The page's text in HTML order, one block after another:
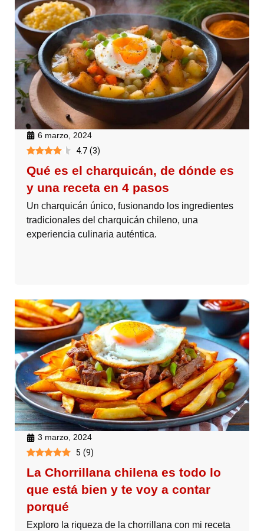
6 marzo, 2024
4.7 (3)
Qué es el charquicán, de dónde es
y una receta en 4 pasos
Un charquicán único, fusionando los ingredientes
tradicionales del charquicán chileno, una
experiencia culinaria auténtica.
3 marzo, 2024
5 (9)
La Chorrillana chilena es todo lo
que está bien y te voy a contar
porqué
Exploro la riqueza de la chorrillana con mi receta